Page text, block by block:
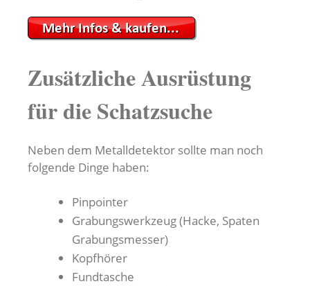
Zusätzliche Ausrüstung
für die Schatzsuche
Neben dem Metalldetektor sollte man noch
folgende Dinge haben:
Pinpointer
Grabungswerkzeug (Hacke, Spaten
Grabungsmesser)
Kopfhörer
Fundtasche